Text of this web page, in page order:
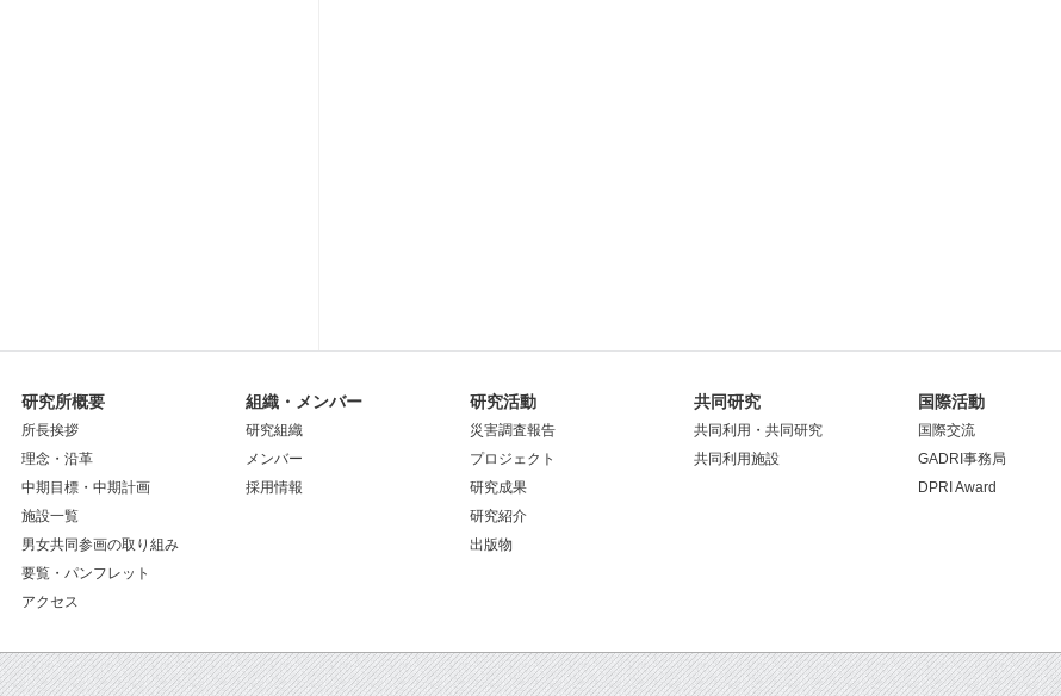
研究所概要
所長挨拶
理念・沿革
中期目標・中期計画
施設一覧
男女共同参画の取り組み
要覧・パンフレット
アクセス
組織・メンバー
研究組織
メンバー
採用情報
研究活動
災害調査報告
プロジェクト
研究成果
研究紹介
出版物
共同研究
共同利用・共同研究
共同利用施設
国際活動
国際交流
GADRI事務局
DPRI Award